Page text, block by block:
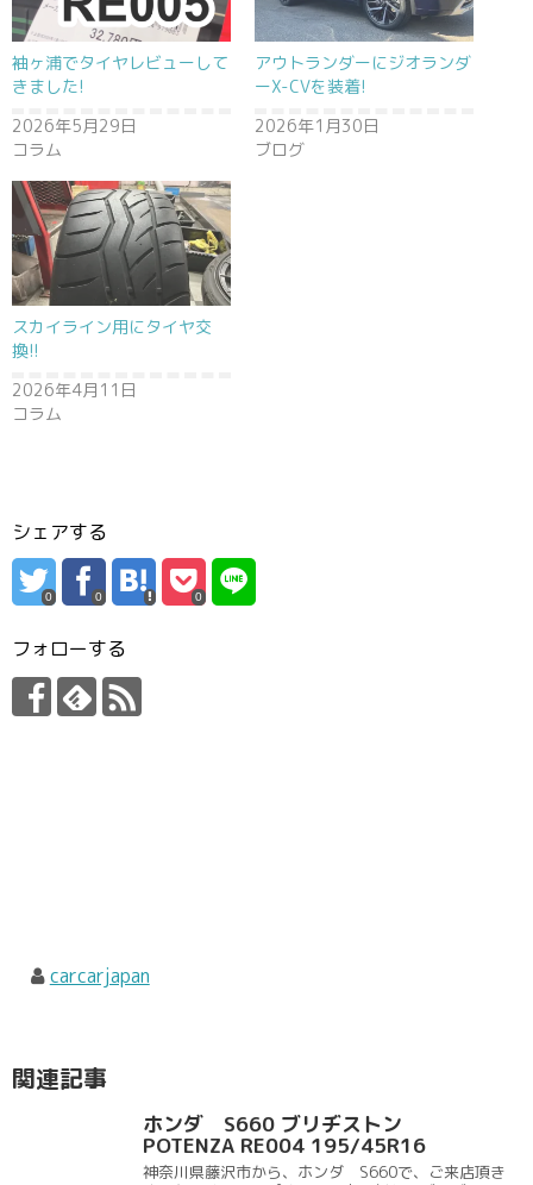
袖ヶ浦でタイヤレビューして
きました!
2026年5月29日
コラム
アウトランダーにジオランダ
ーX-CVを装着!
2026年1月30日
ブログ
スカイライン用にタイヤ交
換!!
2026年4月11日
コラム
シェアする
0 0 0
フォローする
carcarjapan
関連記事
ホンダ S660 ブリヂストン
POTENZA RE004 195/45R16
神奈川県藤沢市から、ホンダ S660で、ご来店頂き